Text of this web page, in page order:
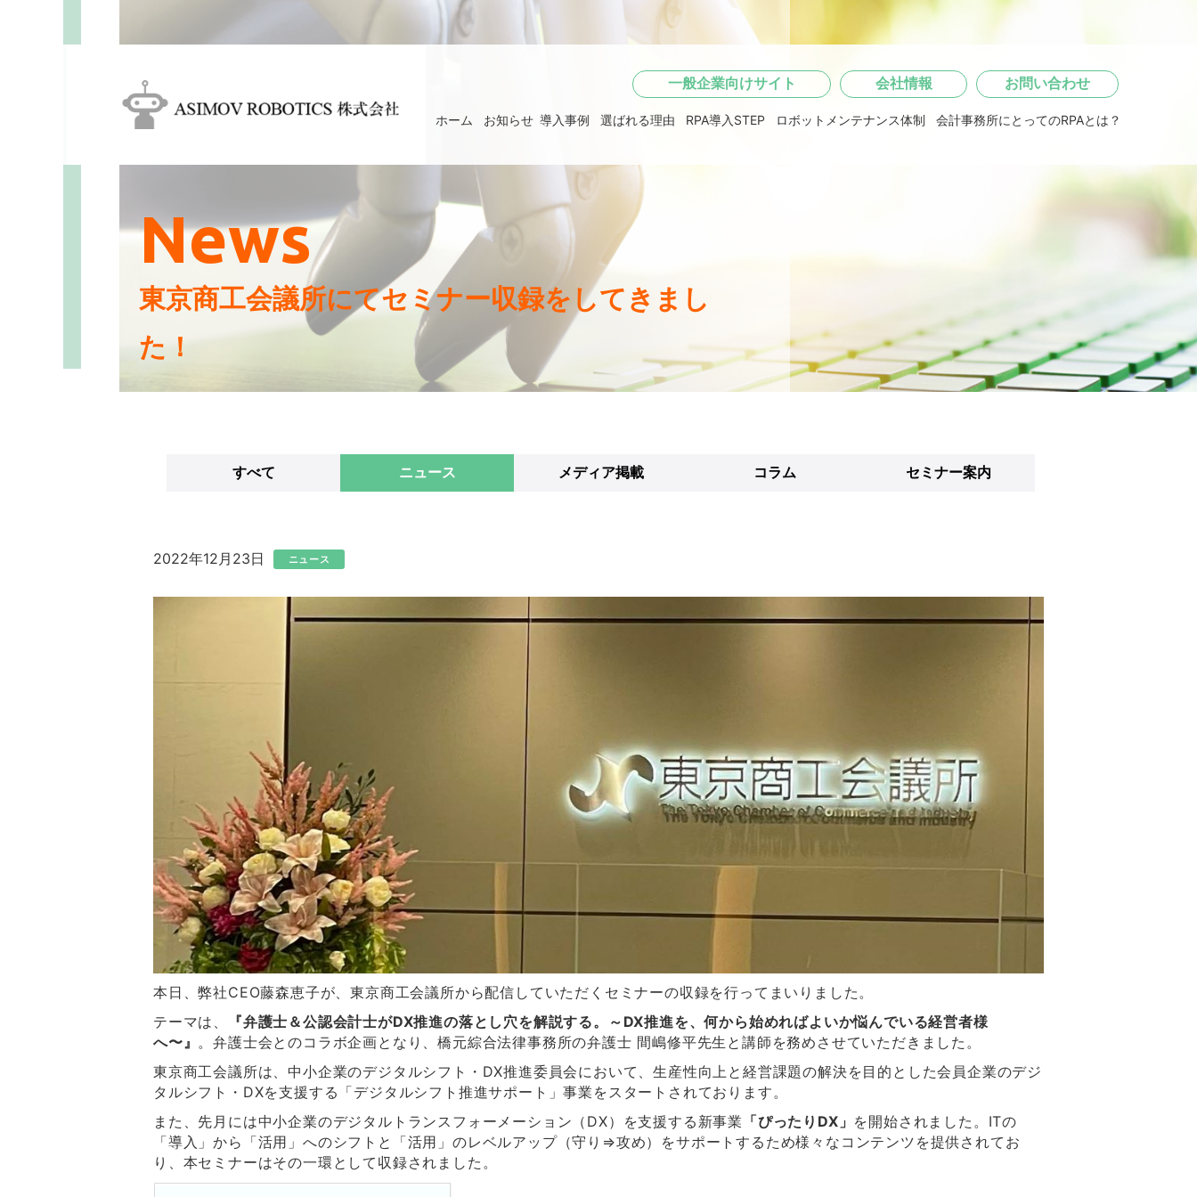
一般企業向けサイト 会社情報 お問い合わせ
ホーム お知らせ 導入事例 選ばれる理由 RPA導入STEP ロボットメンテナンス体制 会計事務所にとってのRPAとは？
News
東京商工会議所にてセミナー収録をしてきまし
た！
すべて ニュース メディア掲載 コラム セミナー案内
2022年12月23日 ニュース
本日、弊社CEO藤森恵子が、東京商工会議所から配信していただくセミナーの収録を行ってまいりました。
テーマは、
『弁護士＆公認会計士がDX推進の落とし穴を解説する。～DX推進を、何から始めればよいか悩んでいる経営者様
へ〜』 。弁護士会とのコラボ企画となり、橋元綜合法律事務所の弁護士 間嶋修平先生と講師を務めさせていただきました。
東京商工会議所は、 中小企業のデジタルシフト・DX推進委員会において、生産性向上と経営課題の解決を目的とした会員企業のデジ
タルシフト・DXを支援する「デジタルシフト推進サポート」事業をスタートされております。
また、先月には中小企業のデジタルトランスフォーメーション（DX）を支援する新事業 「ぴったりDX」 を開始されました。 ITの
「導入」から「活用」へのシフトと「活用」のレベルアップ（守り⇒攻め）をサポートするため様々なコンテンツを提供されてお
り、本セミナーはその一環として収録されました。